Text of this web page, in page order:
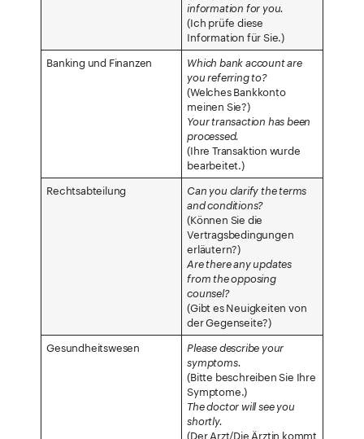
information for you.
(Ich prüfe diese
Information für Sie.)
Banking und Finanzen
Which bank account are
you referring to?
(Welches Bankkonto
meinen Sie?)
Your transaction has been
processed.
(Ihre Transaktion wurde
bearbeitet.)
Rechtsabteilung
Can you clarify the terms
and conditions?
(Können Sie die
Vertragsbedingungen
erläutern?)
Are there any updates
from the opposing
counsel?
(Gibt es Neuigkeiten von
der Gegenseite?)
Gesundheitswesen
Please describe your
symptoms.
(Bitte beschreiben Sie Ihre
Symptome.)
The doctor will see you
shortly.
(Der Arzt/Die Ärztin kommt